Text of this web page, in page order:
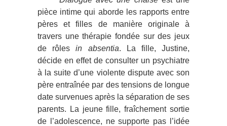
pièce intime qui aborde les rapports entre
pères et filles de manière originale à
travers une thérapie fondée sur des jeux
de rôlesin absentia. La fille, Justine,
décide en effet de consulter un psychiatre
à la suite d’une violente dispute avec son
père entraînée par des tensions de longue
date survenues après la séparation de ses
parents. La jeune fille, fraîchement sortie
de l’adolescence, ne supporte pas l’idée